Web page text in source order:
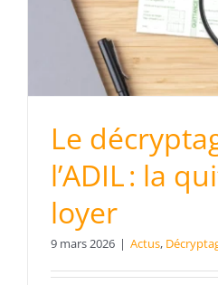
Le
l’ADIL : la
loyer
9 mars 2026 | Actus,